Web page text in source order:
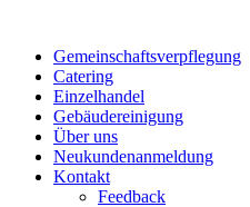
Gemeinschaftsverpflegung
Catering
Einzelhandel
Gebäudereinigung
Über uns
Neukundenanmeldung
Kontakt
Feedback